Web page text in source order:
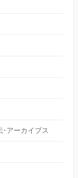
アーカイブス